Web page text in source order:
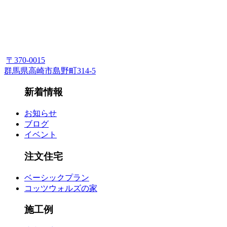
〒370-0015
群馬県高崎市島野町314-5
新着情報
お知らせ
ブログ
イベント
注文住宅
ベーシックプラン
コッツウォルズの家
施工例